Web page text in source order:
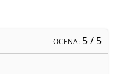
OCENA: 5/ 5